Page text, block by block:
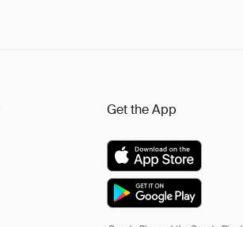
Get the App